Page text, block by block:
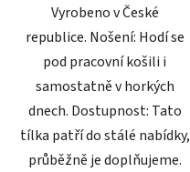
Vyrobeno v České
republice. Nošení: Hodí se
pod pracovní košili i
samostatně v horkých
dnech. Dostupnost: Tato
tílka patří do stálé nabídky,
průběžně je doplňujeme.